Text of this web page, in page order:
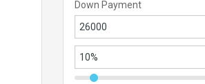
Down Payment